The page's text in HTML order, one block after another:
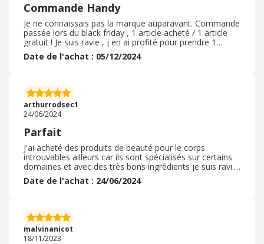
Commande Handy
Je ne connaissais pas la marque auparavant. Commande
passée lors du black friday , 1 article acheté / 1 article
gratuit ! Je suis ravie , j en ai profité pour prendre 1
bandeau , 1 baume Nourrissant lèvre, 1 set exfoliation /
nutrition lèvre.... tout a été doublé ! ! Je suis ravie ! ! Envoi
petits stickers offerts ! Je viens de tester le baume
Nourrissant lèvre : texture très agréable, ne laisse pas de
film gras , j aime beaucoup.
Date de l'achat : 05/12/2024
arthurrodsec1
24/06/2024
Parfait
J'ai acheté des produits de beauté pour le corps
introuvables ailleurs car ils sont spécialisés sur certains
domaines et avec des très bons ingrédients je suis ravi.
Au niveau des prix c'est largement moins cher que via
les distributeurs et il y a des promos et la livraison est
cadeaux en fonction du montant d'achat de quoi
essayer de nouveaux produits gratuitement je suis très
contente merci encore pour cette expérience.
Date de l'achat : 24/06/2024
malvinanicot
18/11/2023